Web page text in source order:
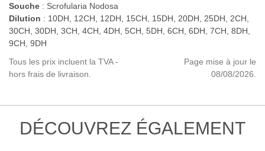
Souche : Scrofularia Nodosa
Dilution : 10DH, 12CH, 12DH, 15CH, 15DH, 20DH, 25DH, 2CH,
30CH, 30DH, 3CH, 4CH, 4DH, 5CH, 5DH, 6CH, 6DH, 7CH, 8DH,
9CH, 9DH
Tous les prix incluent la TVA -
hors frais de livraison.
Page mise à jour le
08/08/2026.
DÉCOUVREZ ÉGALEMENT